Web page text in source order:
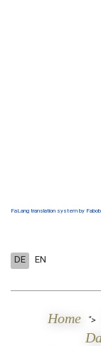
FaLang translation system by
DE EN
Home ">